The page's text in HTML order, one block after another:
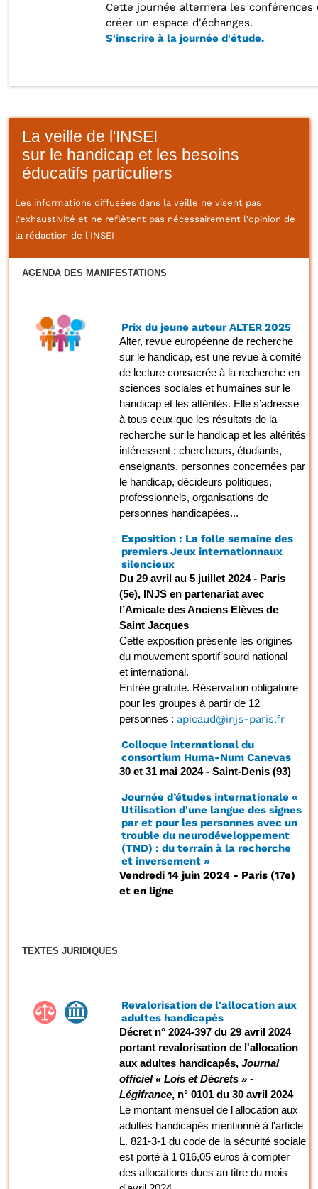
Cette journée alternera les
créer un espace d'échanges.
S'inscrire à la journée d'étude.
La veille de l'INSEI
sur le handicap et les besoins
éducatifs particuliers
Les informations diffusées dans la veille ne visent pas
l'exhaustivité et ne reflètent pas nécessairement l'opinion de
la rédaction de l'INSEI
AGENDA DES MANIFESTATIONS
Prix du jeune auteur ALTER 2025
Alter, revue européenne de recherche
sur le handicap, est une revue à comité
de lecture consacrée à la recherche en
sciences sociales et humaines sur le
handicap et les altérités. Elle s’adresse
à tous ceux que les résultats de la
recherche sur le handicap et les altérités
intéressent : chercheurs, étudiants,
enseignants, personnes concernées par
le handicap, décideurs politiques,
professionnels, organisations de
personnes handicapées...
Exposition : La folle semaine des
premiers Jeux internationnaux
silencieux
Du 29 avril au 5 juillet 2024 - Paris
(5e), INJS en partenariat avec
l’Amicale des Anciens Elèves de
Saint Jacques
Cette exposition présente les origines
du mouvement sportif sourd national
et international.
Entrée gratuite. Réservation obligatoire
pour les groupes à partir de 12
personnes : apicaud@injs-paris.fr
Colloque international du
consortium Huma-Num Canevas
30 et 31 mai 2024 - Saint-Denis (93)
Journée d’études internationale «
Utilisation d'une langue des signes
par et pour les personnes avec un
trouble du neurodéveloppement
(TND) : du terrain à la recherche
et inversement »
Vendredi 14 juin 2024 - Paris (17e)
et en ligne
TEXTES JURIDIQUES
Revalorisation de l'allocation aux
adultes handicapés
Décret n° 2024-397 du 29 avril 2024
portant revalorisation de l'allocation
aux adultes handicapés, Journal
officiel « Lois et Décrets » -
Légifrance, n° 0101 du 30 avril 2024
Le montant mensuel de l'allocation aux
adultes handicapés mentionné à l'article
L. 821-3-1 du code de la sécurité sociale
est porté à 1 016,05 euros à compter
des allocations dues au titre du mois